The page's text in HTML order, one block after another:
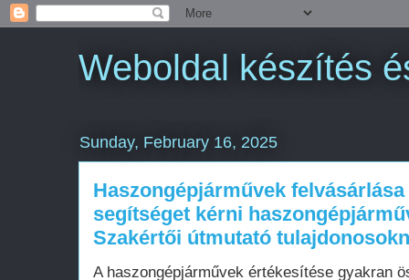
Weboldal készítés
Sunday, February 16, 2025
Haszongépjárművek
segítséget kérni
Szakértői útmutató
A haszongépjárművek értékesítése gyakran